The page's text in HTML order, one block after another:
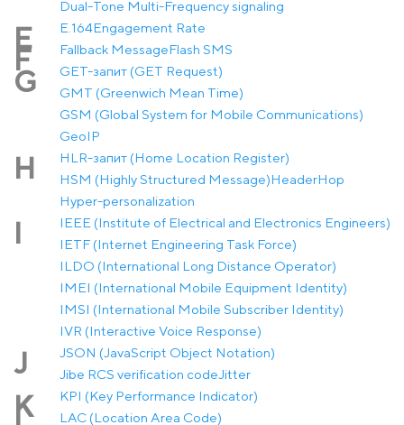
Dual-Tone Multi-Frequency signaling
E E.164Engagement Rate
F Fallback MessageFlash SMS
G
GET-запит (GET Request)
GMT (Greenwich Mean Time)
GSM (Global System for Mobile Communications)
GeoIP
H
HLR-запит (Home Location Register)
HSM (Highly Structured Message)HeaderHop
Hyper-personalization
I
IEEE (Institute of Electrical and Electronics Engineers)
IETF (Internet Engineering Task Force)
ILDO (International Long Distance Operator)
IMEI (International Mobile Equipment Identity)
IMSI (International Mobile Subscriber Identity)
IVR (Interactive Voice Response)
J
JSON (JavaScript Object Notation)
Jibe RCS verification codeJitter
K KPI (Key Performance Indicator)
LAC (Location Area Code)